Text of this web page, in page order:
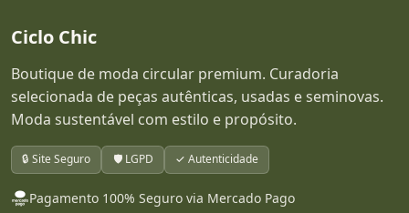
Ciclo Chic
Boutique de moda circular premium. Curadoria
selecionada de peças autênticas, usadas e seminovas.
Moda sustentável com estilo e propósito.
🔒 Site Seguro 🛡️ LGPD ✓ Autenticidade
Pagamento 100% Seguro via Mercado Pago